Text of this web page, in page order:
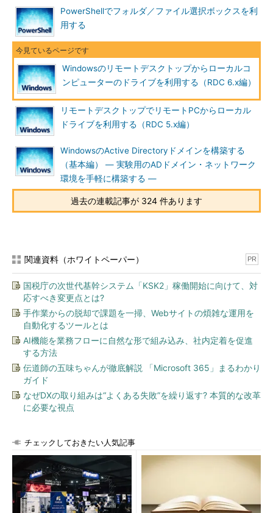
ップ接続］）。次に、デフォルトでは各種設定用のタブが表示さ
れないので、［オプション］ボタンをクリックしてタブを表示さ
せてから、［ローカル リソース］タブを選択する。そこで表示
される［ローカル デバイスとリソース］枠の［詳細］ボタンを
クリックする。
たリソースをリモート・デスクトップから利用す
るには、このタブで設定を行う。
は、まずこのボタンをクリックする。
（2）このタブを選択する。
（3）このボタンをクリックする。→［Ａ］へ
RDC 6.xでは、以下の画面のように、リモート・コンピュータ
から利用するローカル・ドライブを個別に選択できる。またリモ
ート・デスクトップで接続の最中に、例えばUSBメモリ・キーの
ようにホット・プラグ可能なドライブをローカル・コンピュータ
へ装着した場合、それをリモート・デスクトップから利用するか
［Ａ］
PowerShellでフォルダ／ファイル選択ボックスを利
用する
Windowsのリモートデスクトップからローカルコ
ンピューターのドライブを利用する（RDC 6.x編）
リモートデスクトップでリモートPCからローカル
ドライブを利用する（RDC 5.x編）
WindowsのActive Directoryドメインを構築する
（基本編） ― 実験用のADドメイン・ネットワーク
環境を手軽に構築する ―
過去の連載記事が 324 件あります
関連資料（ホワイトペーパー） PR
国税庁の次世代基幹システム「KSK2」稼働開始に向けて、対
応すべき変更点とは?
手作業からの脱却で課題を一掃、Webサイトの煩雑な運用を
自動化するツールとは
AI機能を業務フローに自然な形で組み込み、社内定着を促進
する方法
伝道師の五味ちゃんが徹底解説 「Microsoft 365」まるわかり
ガイド
なぜDXの取り組みは“よくある失敗”を繰り返す? 本質的な改革
に必要な視点
チェックしておきたい人気記事